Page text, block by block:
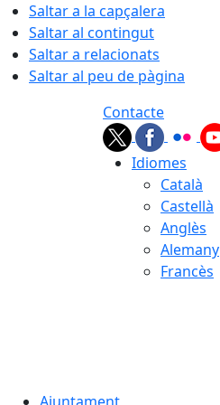
Saltar a la capçalera
Saltar al contingut
Saltar a relacionats
Saltar al peu de pàgina
Contacte
Idiomes
Català
Castellà
Anglès
Alemany
Francès